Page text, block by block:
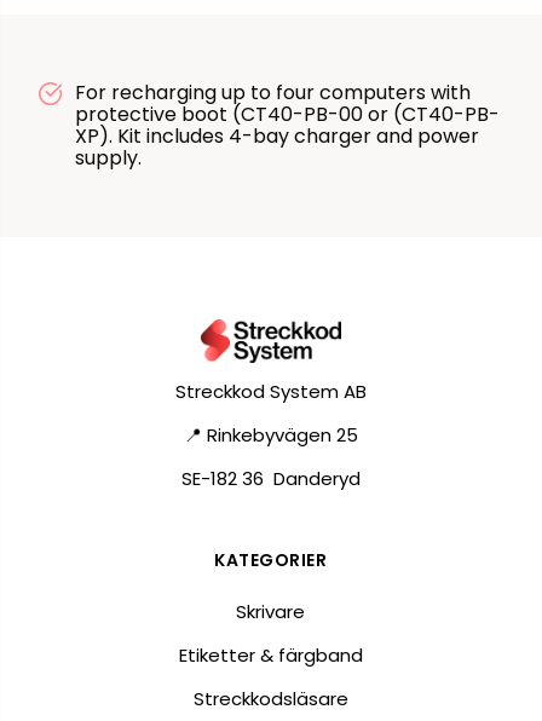
For recharging up to four computers with
protective boot (CT40-PB-00 or (CT40-PB-
XP). Kit includes 4-bay charger and power
supply.
Streckkod System AB
📍 Rinkebyvägen 25
SE-182 36 Danderyd
KATEGORIER
Skrivare
Etiketter & färgband
Streckkodsläsare